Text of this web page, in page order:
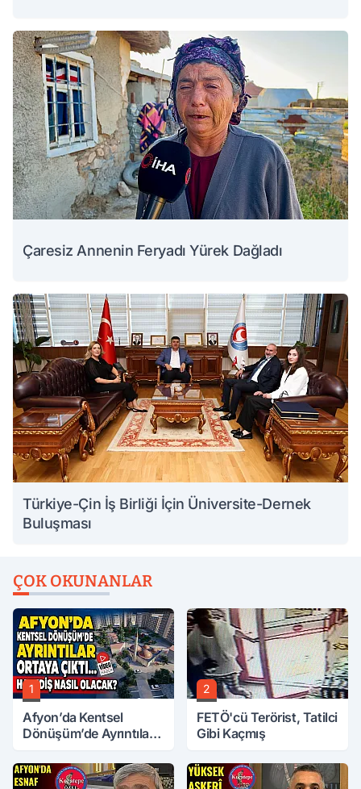
Çaresiz Annenin Feryadı Yürek Dağladı
Türkiye-Çin İş Birliği İçin Üniversite-Dernek
Buluşması
ÇOK OKUNANLAR
1
Afyon’da Kentsel
Dönüşüm’de Ayrıntılar
Nasıl Olacak?
2
FETÖ'cü Terörist, Tatilci
Gibi Kaçmış